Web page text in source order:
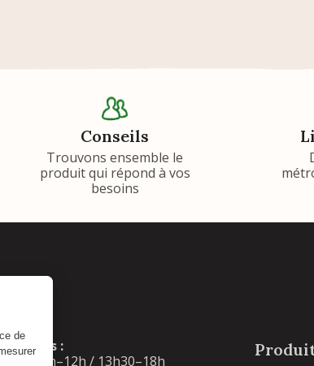
Conseils
Trouvons ensemble le
produit qui répond à vos
besoins
Horaires :
Lun: 10h–12h / 13h30–18h